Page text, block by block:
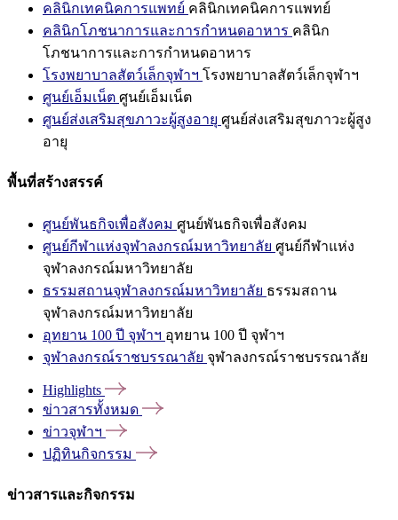
คลินิกเทคนิคการแพทย์ คลินิกเทคนิคการแพทย์
คลินิกโภชนาการและการกำหนดอาหาร คลินิก
โภชนาการและการกำหนดอาหาร
โรงพยาบาลสัตว์เล็กจุฬาฯ โรงพยาบาลสัตว์เล็กจุฬาฯ
ศูนย์เอ็มเน็ต ศูนย์เอ็มเน็ต
ศูนย์ส่งเสริมสุขภาวะผู้สูงอายุ ศูนย์ส่งเสริมสุขภาวะผู้สูง
อายุ
พื้นที่สร้างสรรค์
ศูนย์พันธกิจเพื่อสังคม ศูนย์พันธกิจเพื่อสังคม
ศูนย์กีฬาแห่งจุฬาลงกรณ์มหาวิทยาลัย ศูนย์กีฬาแห่ง
จุฬาลงกรณ์มหาวิทยาลัย
ธรรมสถานจุฬาลงกรณ์มหาวิทยาลัย ธรรมสถาน
จุฬาลงกรณ์มหาวิทยาลัย
อุทยาน 100 ปี จุฬาฯ อุทยาน 100 ปี จุฬาฯ
จุฬาลงกรณ์ราชบรรณาลัย จุฬาลงกรณ์ราชบรรณาลัย
Highlights
ข่าวสารทั้งหมด
ข่าวจุฬาฯ
ปฏิทินกิจกรรม
ข่าวสารและกิจกรรม